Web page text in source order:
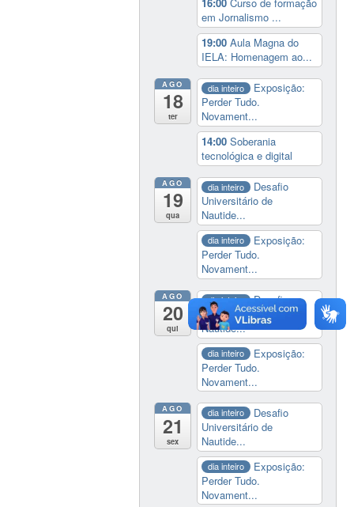
16:00Curso de formação
em Jornalismo ...
19:00Aula Magna do
IELA: Homenagem ao...
AGO
18
ter
dia inteiro
Exposição:
Perder Tudo.
Novament...
14:00Soberania
tecnológica e digital
AGO
19
qua
dia inteiro
Desafio
Universitário de
Nautide...
dia inteiro
Exposição:
Perder Tudo.
Novament...
AGO
20
qui
dia inteiro
Desafio
Universitário de
Nautide...
dia inteiro
Exposição:
Perder Tudo.
Novament...
AGO
21
sex
dia inteiro
Desafio
Universitário de
Nautide...
dia inteiro
Exposição:
Perder Tudo.
Novament...